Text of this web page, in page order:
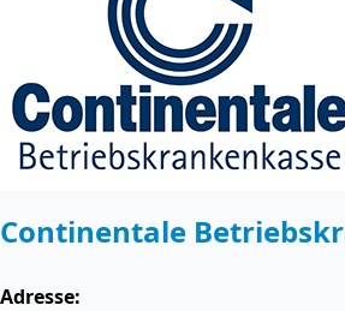
Continentale
Adresse: